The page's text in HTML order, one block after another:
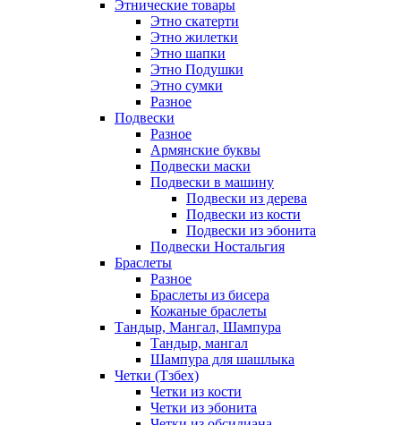
Этнические товары
Этно скатерти
Этно жилетки
Этно шапки
Этно Подушки
Этно сумки
Разное
Подвески
Разное
Армянские буквы
Подвески маски
Подвески в машину
Подвески из дерева
Подвески из кости
Подвески из эбонита
Подвески Ностальгия
Браслеты
Разное
Браслеты из бисера
Кожаные браслеты
Тандыр, Мангал, Шампура
Тандыр, мангал
Шампура для шашлыка
Четки (Тзбех)
Четки из кости
Четки из эбонита